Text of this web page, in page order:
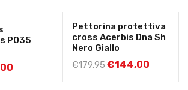
P035
Pettorina protettiva
cross Acerbis Dna Sh
Nero Giallo
€179,95€144,00